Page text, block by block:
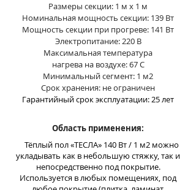
Область применения:
Размеры секции: 1 м х 1 м
Номинальная мощность секции: 139 Вт
Мощность секции при прогреве: 141 Вт
Электропитание: 220 В
Максимальная температура
нагрева на воздухе: 67 С
Минимальный сегмент: 1 м2
Срок хранения: не ограничен
Гарантийный срок эксплуатации: 25 лет
Тёплый пол «ТЕСЛА» 140 Вт / 1 м2 можно
укладывать как в небольшую стяжку, так и
непосредственно под покрытие.
Используется в любых помещениях, под